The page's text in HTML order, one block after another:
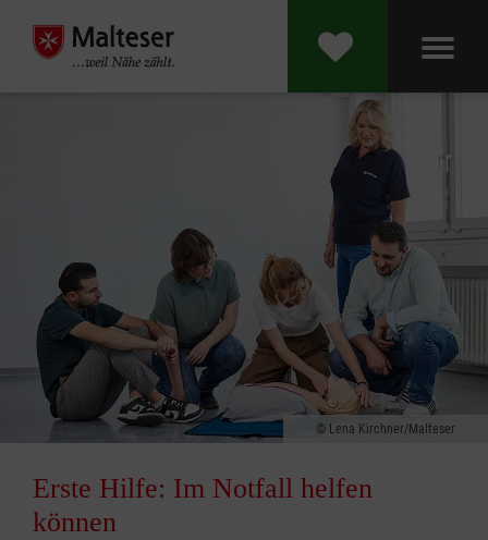
Lena Kirchner/Malteser
Erste Hilfe: Im Notfall helfen
können